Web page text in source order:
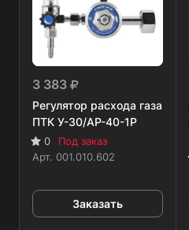
3 383
Регулятор расхода газа
ПТК У-30/АР-40-1Р
0
Под заказ
Арт. 001.010.602
Заказать